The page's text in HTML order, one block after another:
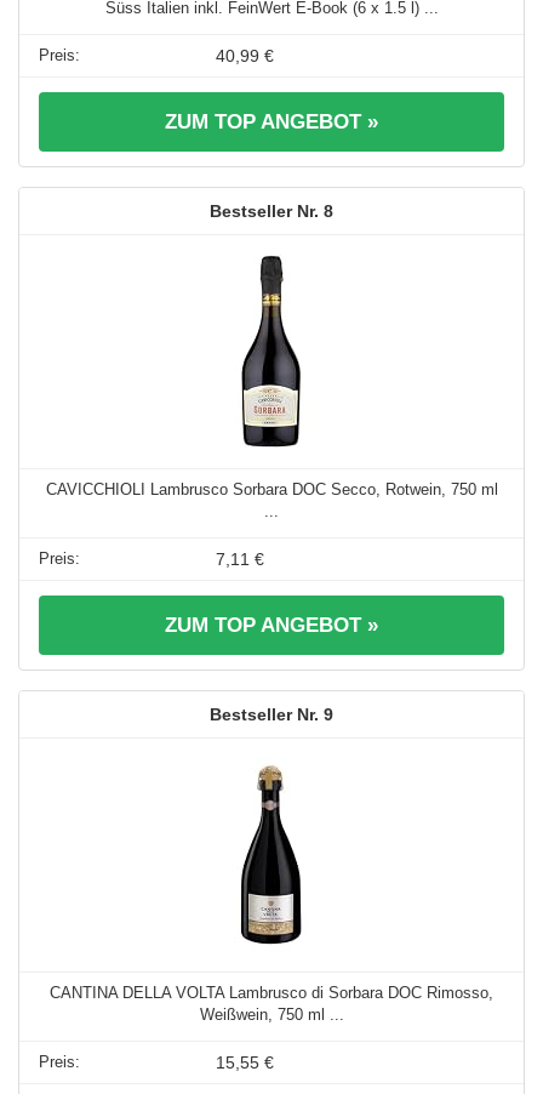
Süss Italien inkl. FeinWert E-Book (6 x 1.5 l) ...
40,99 €
ZUM TOP ANGEBOT »
8
CAVICCHIOLI Lambrusco Sorbara DOC Secco, Rotwein, 750 ml
...
7,11 €
ZUM TOP ANGEBOT »
9
CANTINA DELLA VOLTA Lambrusco di Sorbara DOC Rimosso,
Weißwein, 750 ml ...
15,55 €